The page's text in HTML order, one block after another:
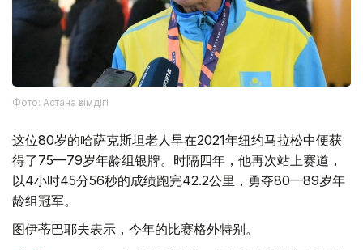
Фото: Астана әкімдігі
这位80岁的哈萨克斯坦老人早在2021年纽约马拉松中便获
得了75—79岁年龄组银牌。时隔四年，他再次站上赛道，
以4小时45分56秒的成绩跑完42.2公里，勇夺80—89岁年
龄组冠军。
图伊蒂巴耶夫表示，今年的比赛格外特别。